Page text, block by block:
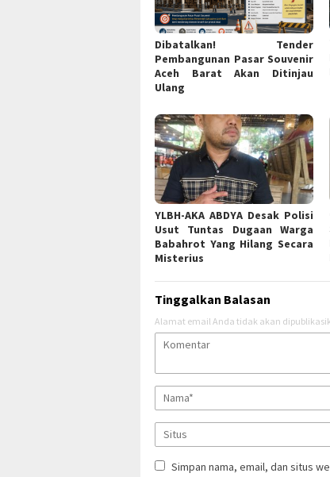
Dibatalkan! Tender
Pembangunan Pasar Souvenir
Aceh Barat Akan Ditinjau
Ulang
YLBH-AKA ABDYA Desak Polisi
Usut Tuntas Dugaan Warga
Babahrot Yang Hilang Secara
Misterius
Tinggalkan Balasan
Alamat email Anda tidak akan
Simpan nama, email, dan situs